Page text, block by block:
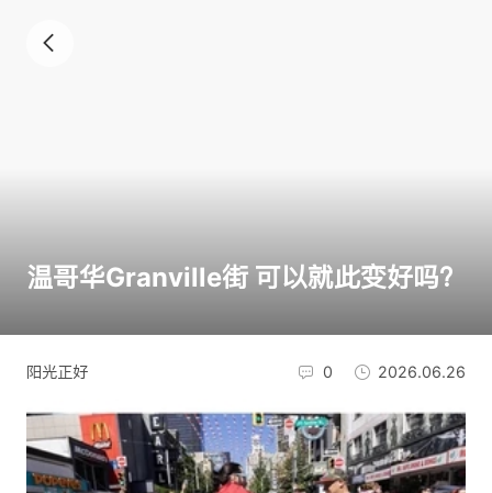
温哥华Granville街 可以就此变好吗？
阳光正好 0 2026.06.26